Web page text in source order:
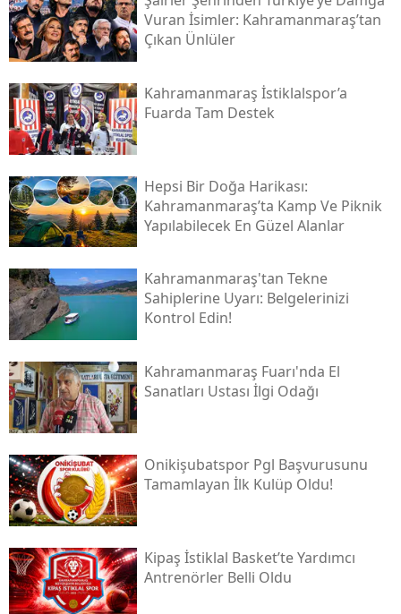
Vuran İsimler: Kahramanmaraş’tan
Çıkan Ünlüler
Kahramanmaraş İstiklalspor’a
Fuarda Tam Destek
Hepsi Bir Doğa Harikası:
Kahramanmaraş’ta Kamp Ve Piknik
Yapılabilecek En Güzel Alanlar
Kahramanmaraş'tan Tekne
Sahiplerine Uyarı: Belgelerinizi
Kontrol Edin!
Kahramanmaraş Fuarı'nda El
Sanatları Ustası İlgi Odağı
Onikişubatspor Pgl Başvurusunu
Tamamlayan İlk Kulüp Oldu!
Kipaş İstiklal Basket’te Yardımcı
Antrenörler Belli Oldu